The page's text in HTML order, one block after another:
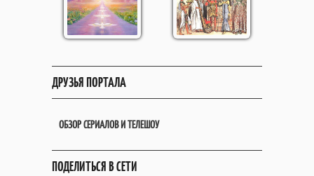
ДРУЗЬЯ ПОРТАЛА
ОБЗОР СЕРИАЛОВ И ТЕЛЕШОУ
ПОДЕЛИТЬСЯ В СЕТИ